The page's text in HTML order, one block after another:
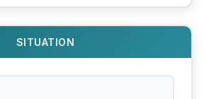
SITUATION